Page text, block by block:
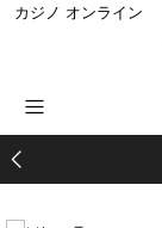
カジノ オンライン
HOME
商品を探す
コラボ商品